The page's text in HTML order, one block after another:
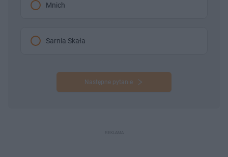
Mnich
Sarnia Skała
Następne pytanie